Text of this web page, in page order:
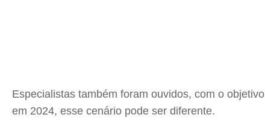
Especialistas também foram ouvidos, com o
em 2024, esse cenário pode ser diferente.